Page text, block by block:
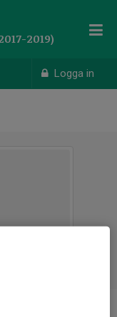
Logga in
2019)